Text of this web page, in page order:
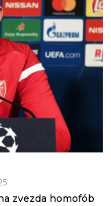
zvezda homofób